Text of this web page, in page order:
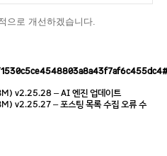
으로 개선하겠습니다.
v2.25.28 – AI 엔진 업데이트
v2.25.27 – 포스팅 목록 수집 오류 수